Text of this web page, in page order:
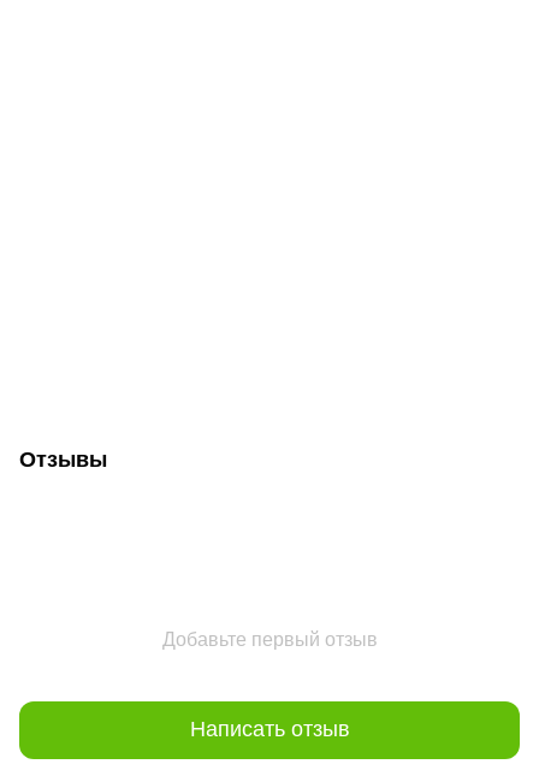
Отзывы
Добавьте первый отзыв
Написать отзыв